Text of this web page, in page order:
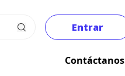
Entrar
Contáctanos